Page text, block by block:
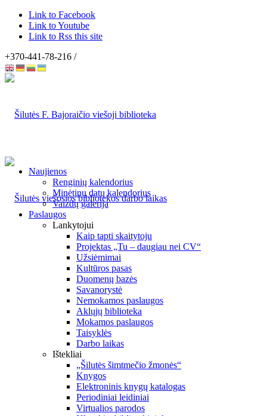
Link to Facebook
Link to Youtube
Link to Rss this site
+370-441-78-216 /
Naujienos
Renginių kalendorius
Minėtinų datų kalendorius
Vaizdų galerija
Paslaugos
Lankytojui
Kaip tapti skaitytoju
Projektas „Tu – daugiau nei CV“
Užsiėmimai
Kultūros pasas
Duomenų bazės
Savanorystė
Nemokamos paslaugos
Aklųjų biblioteka
Mokamos paslaugos
Taisyklės
Darbo laikas
Ištekliai
„Šilutės šimtmečio žmonės“
Knygos
Elektroninis knygų katalogas
Periodiniai leidiniai
Virtualios parodos